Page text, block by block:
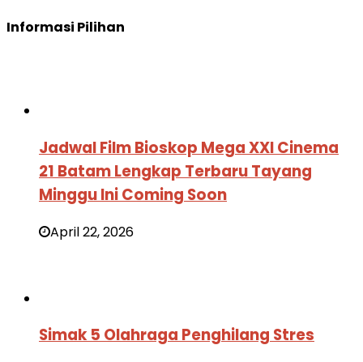
Informasi Pilihan
Jadwal Film Bioskop Mega XXI Cinema
21 Batam Lengkap Terbaru Tayang
Minggu Ini Coming Soon
April 22, 2026
Simak 5 Olahraga Penghilang Stres